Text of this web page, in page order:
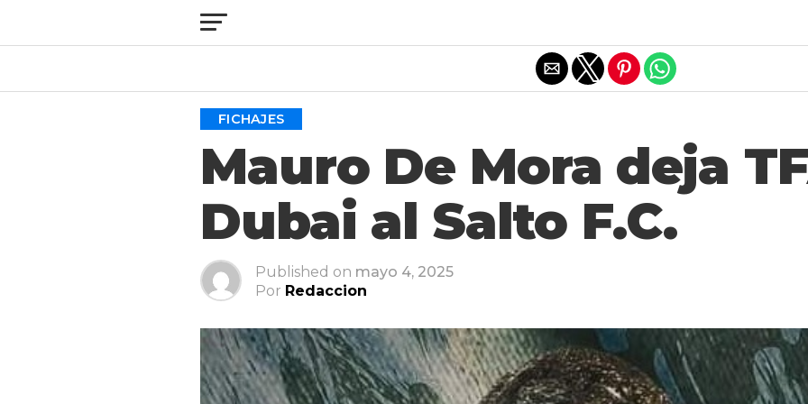
FICHAJES
Mauro De Mora deja
Dubai al Salto F.C.
Published on mayo 4, 2025
Por Redaccion